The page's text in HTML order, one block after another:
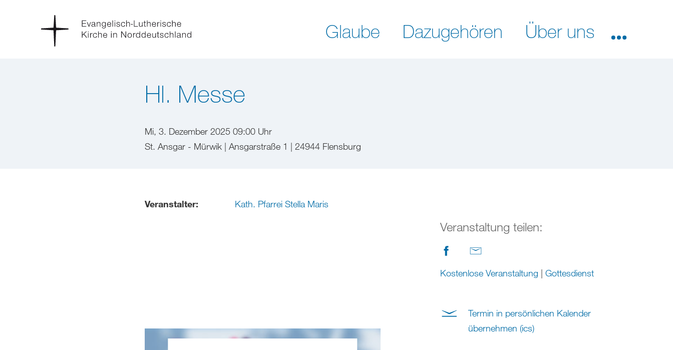
Glaube Dazugehören Über uns
Hl. Messe
Mi, 3. Dezember 2025 09:00 Uhr
St. Ansgar - Mürwik | Ansgarstraße 1 | 24944 Flensburg
Veranstalter: Kath. Pfarrei Stella Maris
Veranstaltung teilen:
Kostenlose Veranstaltung | Gottesdienst
Termin in persönlichen Kalender
übernehmen (ics)